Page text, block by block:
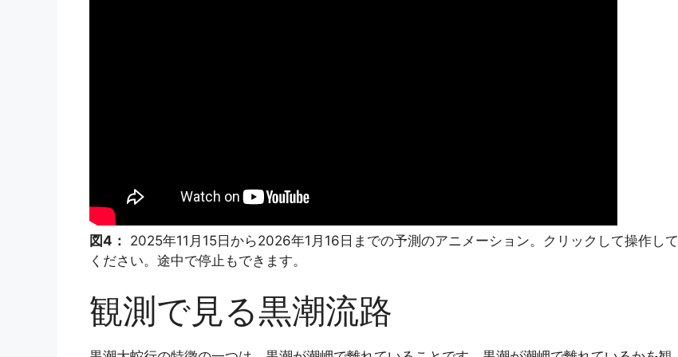
図4： 2025年11月15日から2026年1月16日までの予測のアニメーション。クリックして操作して
ください。途中で停止もできます。
観測で見る黒潮流路